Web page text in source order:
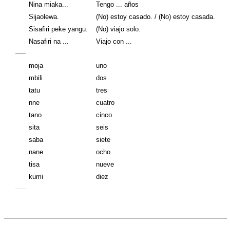
Nina miaka...
Tengo ... años
Sijaolewa.
(No) estoy casado. / (No) estoy casada.
Sisafiri peke yangu.
(No) viajo solo.
Nasafiri na ...
Viajo con ...
moja
uno
mbili
dos
tatu
tres
nne
cuatro
tano
cinco
sita
seis
saba
siete
nane
ocho
tisa
nueve
kumi
diez